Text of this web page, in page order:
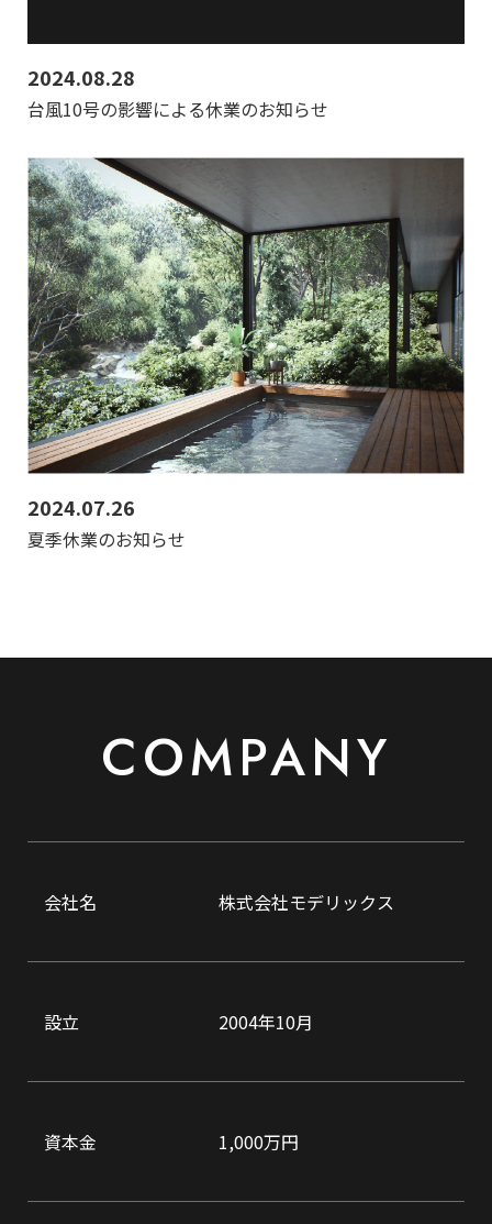
2024.08.28
台風10号の影響による休業のお知らせ
2024.07.26
夏季休業のお知らせ
COMPANY
会社名 株式会社モデリックス
設立 2004年10月
資本金 1,000万円